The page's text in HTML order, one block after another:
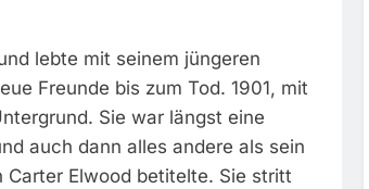
lebte mit seinem jüngeren
Freunde bis zum Tod. 1901, mit
Sie war längst eine
auch dann alles andere als sein
Carter Elwood betitelte. Sie stritt